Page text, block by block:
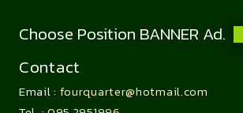
Choose Position BANNER Ad.
Contact
Email : fourquarter@hotmail.com